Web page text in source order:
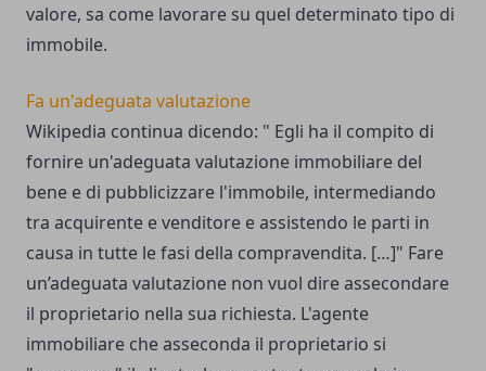
valore, sa come lavorare su quel determinato tipo di
immobile.
Fa un'adeguata valutazione
Wikipedia continua dicendo: " Egli ha il compito di
fornire un'adeguata valutazione immobiliare del
bene e di pubblicizzare l'immobile, intermediando
tra acquirente e venditore e assistendo le parti in
causa in tutte le fasi della compravendita. […]" Fare
un’adeguata valutazione non vuol dire assecondare
il proprietario nella sua richiesta. L'agente
immobiliare che asseconda il proprietario si